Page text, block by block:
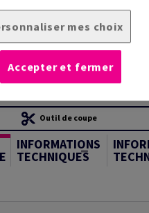
Outil de coupe
INFORMATIONS
TECHNIQUES
mes choix
Accepter et fermer